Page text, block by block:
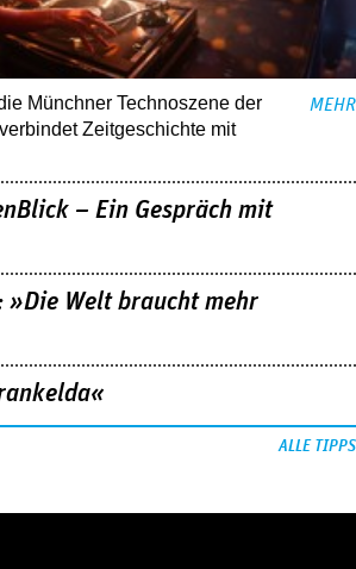
Münchner Technoszene der
Zeitgeschichte mit
MEHR
– Ein Gespräch mit
Welt braucht mehr
ALLE TIPPS